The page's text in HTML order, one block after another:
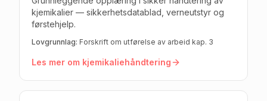
kjemikalier — sikkerhetsdatablad, verneutstyr og
førstehjelp.
Lovgrunnlag: Forskrift om utførelse av arbeid kap. 3
Les mer om kjemikaliehåndtering